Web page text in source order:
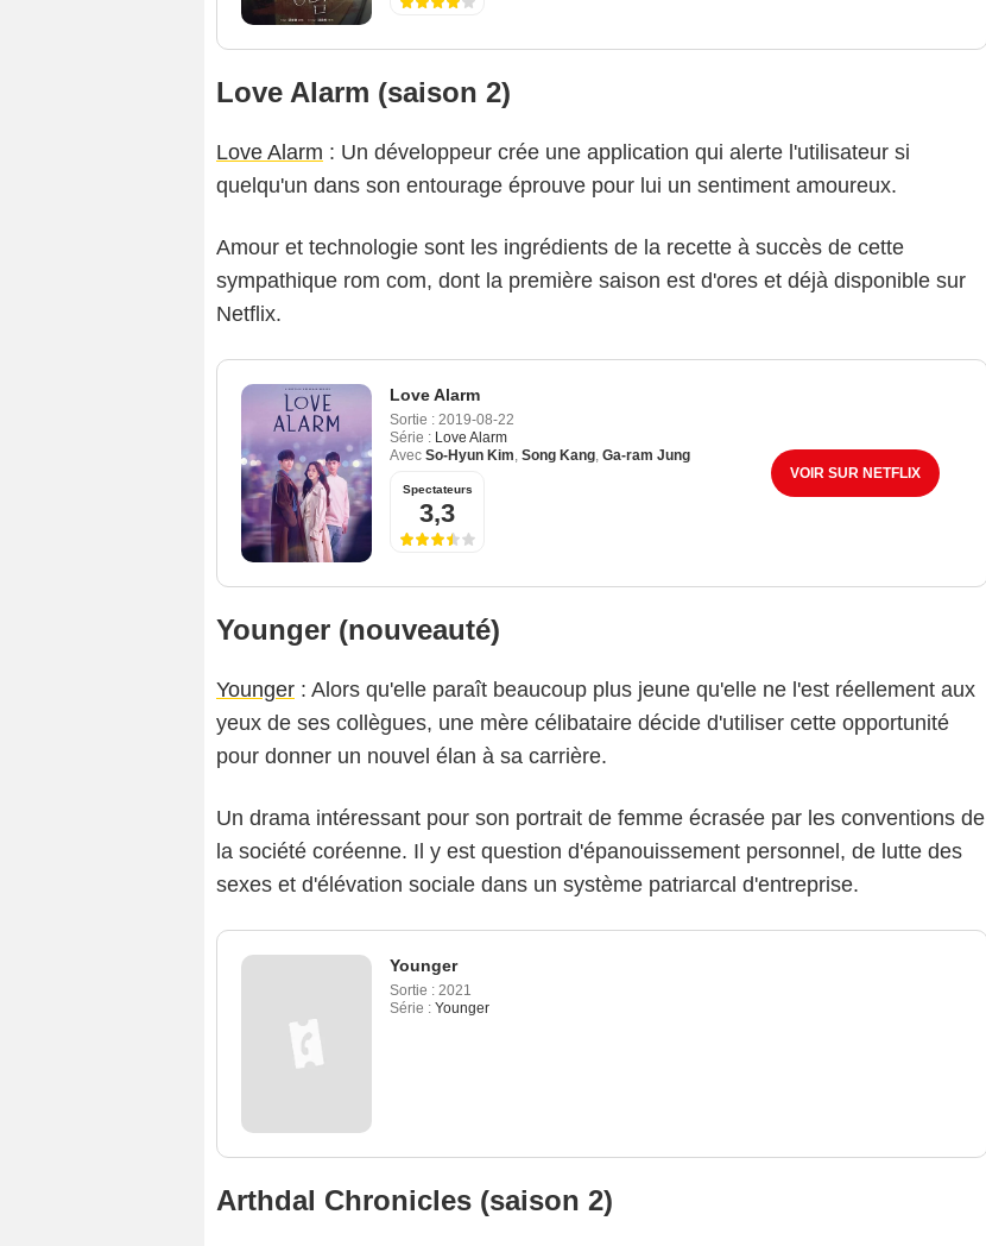
Love Alarm (saison 2)
Love Alarm : Un développeur crée une application qui alerte l'utilisateur si
quelqu'un dans son entourage éprouve pour lui un sentiment amoureux.
Amour et technologie sont les ingrédients de la recette à succès de cette
sympathique rom com, dont la première saison est d'ores et déjà disponible sur
Netflix.
Love Alarm
Sortie : 2019-08-22
Série : Love Alarm
Avec So-Hyun Kim, Song Kang, Ga-ram Jung
Spectateurs
3,3
VOIR SUR NETFLIX
Younger (nouveauté)
Younger : Alors qu'elle paraît beaucoup plus jeune qu'elle ne l'est réellement aux
yeux de ses collègues, une mère célibataire décide d'utiliser cette opportunité
pour donner un nouvel élan à sa carrière.
Un drama intéressant pour son portrait de femme écrasée par les conventions de
la société coréenne. Il y est question d'épanouissement personnel, de lutte des
sexes et d'élévation sociale dans un système patriarcal d'entreprise.
Younger
Sortie : 2021
Série : Younger
Arthdal Chronicles (saison 2)